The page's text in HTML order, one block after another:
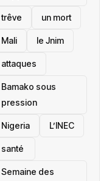
trêve un mort
Mali le Jnim
attaques
Bamako sous
pression
‎Nigeria L’INEC
santé ‎
Semaine des